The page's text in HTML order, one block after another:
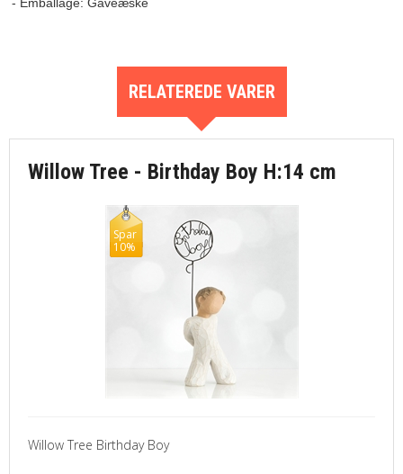
RELATEREDE VARER
Willow Tree - Birthday Boy H:14 cm
Spar
10%
Willow Tree Birthday Boy